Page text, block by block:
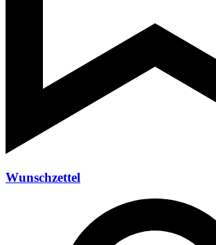
Wunschzettel